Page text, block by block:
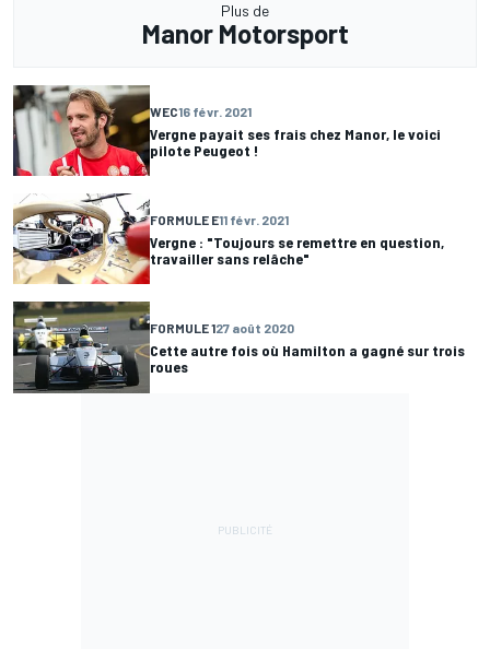
Plus de
Manor Motorsport
WEC16 févr. 2021
Vergne payait ses frais chez Manor, le voici
pilote Peugeot !
FORMULE E11 févr. 2021
Vergne : "Toujours se remettre en question,
travailler sans relâche"
FORMULE 127 août 2020
Cette autre fois où Hamilton a gagné sur trois
roues